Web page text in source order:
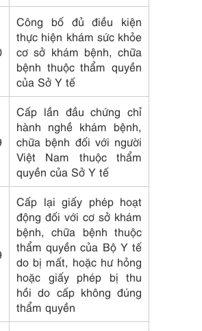
Công bố đủ điều kiện
thực hiện khám sức khỏe
cơ sở khám bệnh, chữa
bệnh thuộc thẩm quyền
của Sở Y tế
Cấp lần đầu chứng chỉ
hành nghề khám bệnh,
chữa bệnh đối với người
Việt Nam thuộc thẩm
quyền của Sở Y tế
Cấp lại giấy phép hoạt
động đối với cơ sở khám
bệnh, chữa bệnh thuộc
thẩm quyền của Bộ Y tế
do bị mất, hoặc hư hỏng
hoặc giấy phép bị thu
hồi do cấp không đúng
thẩm quyền